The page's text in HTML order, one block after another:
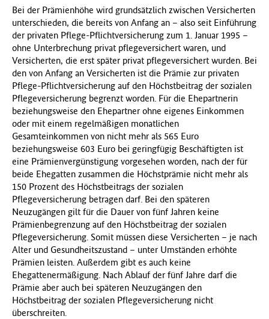
Bei der Prämienhöhe wird grundsätzlich zwischen Versicherten
unterschieden, die bereits von Anfang an – also seit Einführung
der privaten Pflege-Pflichtversicherung zum 1. Januar 1995 –
ohne Unterbrechung privat pflegeversichert waren, und
Versicherten, die erst später privat pflegeversichert wurden. Bei
den von Anfang an Versicherten ist die Prämie zur privaten
Pflege-Pflichtversicherung auf den Höchstbeitrag der sozialen
Pflegeversicherung begrenzt worden. Für die Ehepartnerin
beziehungsweise den Ehepartner ohne eigenes Einkommen
oder mit einem regelmäßigen monatlichen
Gesamteinkommen von nicht mehr als 565 Euro
beziehungsweise 603 Euro bei geringfügig Beschäftigten ist
eine Prämienvergünstigung vorgesehen worden, nach der für
beide Ehegatten zusammen die Höchstprämie nicht mehr als
150 Prozent des Höchstbeitrags der sozialen
Pflegeversicherung betragen darf. Bei den späteren
Neuzugängen gilt für die Dauer von fünf Jahren keine
Prämienbegrenzung auf den Höchstbeitrag der sozialen
Pflegeversicherung. Somit müssen diese Versicherten – je nach
Alter und Gesundheitszustand – unter Umständen erhöhte
Prämien leisten. Außerdem gibt es auch keine
Ehegattenermäßigung. Nach Ablauf der fünf Jahre darf die
Prämie aber auch bei späteren Neuzugängen den
Höchstbeitrag der sozialen Pflegeversicherung nicht
überschreiten.